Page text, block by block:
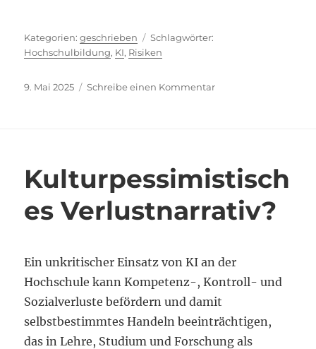
Kategorien
geschrieben
Hochschulbildung, KI, Risiken
Veröffentlicht
9. Mai 2025 Schreibe einen Kommentarzu
Kulturpessimistisch
es Verlustnarrativ?
Ein unkritischer Einsatz von KI an der
Hochschule kann Kompetenz-, Kontroll- und
Sozialverluste befördern und damit
selbstbestimmtes Handeln beeinträchtigen,
das in Lehre, Studium und Forschung als